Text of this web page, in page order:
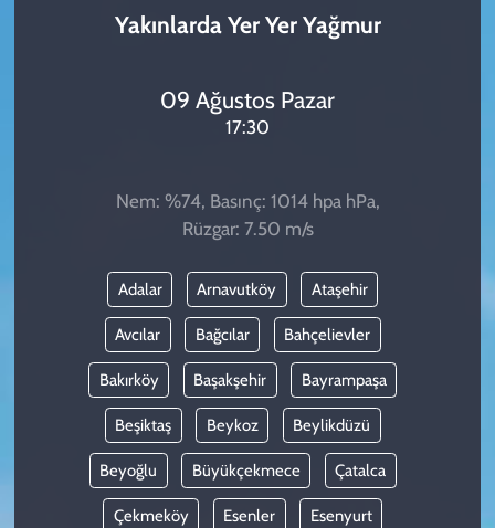
Yakınlarda Yer Yer Yağmur
09 Ağustos Pazar
17:30
Nem: %74, Basınç: 1014 hpa hPa,
Rüzgar: 7.50 m/s
Adalar Arnavutköy Ataşehir
Avcılar Bağcılar Bahçelievler
Bakırköy Başakşehir Bayrampaşa
Beşiktaş Beykoz Beylikdüzü
Beyoğlu Büyükçekmece Çatalca
Çekmeköy Esenler Esenyurt